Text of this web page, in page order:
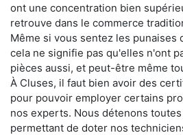
ont une concentration bien
retrouve dans le commerce
Même si vous sentez les punaises
cela ne signifie pas qu'elles n'ont
pièces aussi, et peut-être même
À Cluses, il faut bien avoir des
pour pouvoir employer certains
nos experts. Nous détenons
permettant de doter nos